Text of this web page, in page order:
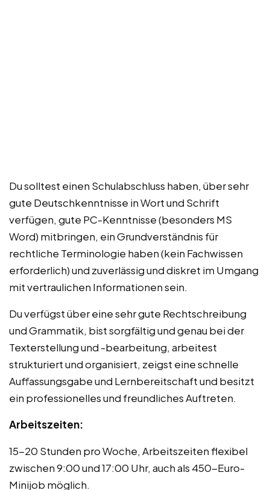
Du solltest einen Schulabschluss haben, über sehr
gute Deutschkenntnisse in Wort und Schrift
verfügen, gute PC-Kenntnisse (besonders MS
Word) mitbringen, ein Grundverständnis für
rechtliche Terminologie haben (kein Fachwissen
erforderlich) und zuverlässig und diskret im Umgang
mit vertraulichen Informationen sein.
Du verfügst über eine sehr gute Rechtschreibung
und Grammatik, bist sorgfältig und genau bei der
Texterstellung und -bearbeitung, arbeitest
strukturiert und organisiert, zeigst eine schnelle
Auffassungsgabe und Lernbereitschaft und besitzt
ein professionelles und freundliches Auftreten.
Arbeitszeiten:
15-20 Stunden pro Woche, Arbeitszeiten flexibel
zwischen 9:00 und 17:00 Uhr, auch als 450-Euro-
Minijob möglich.